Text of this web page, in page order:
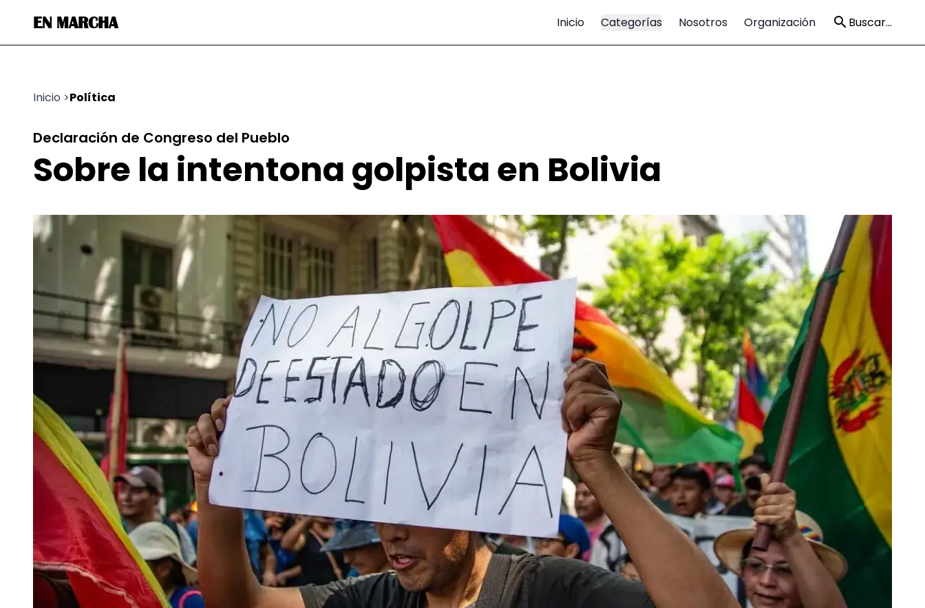
EN MARCHA Inicio Categorías Nosotros Organización Buscar...
Inicio >Política
Declaración de Congreso del Pueblo
Sobre la intentona golpista en Bolivia